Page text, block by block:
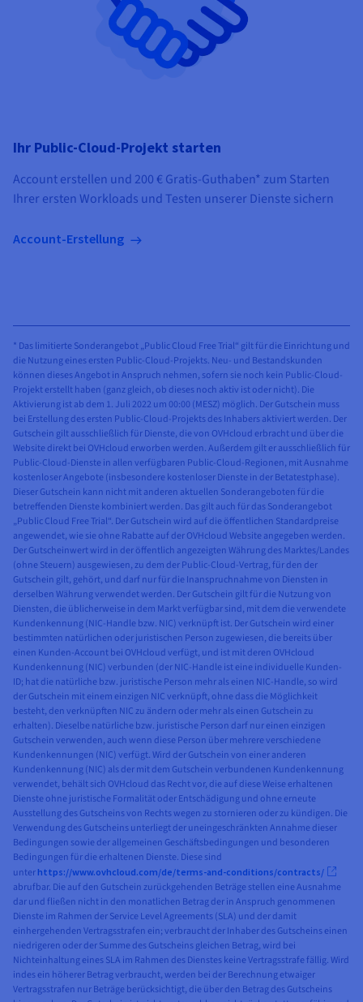
Ihr Public-Cloud-Projekt starten
Account erstellen und 200 €Gratis-Guthaben* zum Starten
Ihrer ersten Workloads und Testen unserer Dienste sichern
Account-Erstellung
* Das limitierte Sonderangebot „Public Cloud Free Trial“ gilt für die Einrichtung und
die Nutzung eines ersten Public-Cloud-Projekts. Neu- und Bestandskunden
können dieses Angebot in Anspruch nehmen, sofern sie noch kein Public-Cloud-
Projekt erstellt haben (ganz gleich, ob dieses noch aktiv ist oder nicht). Die
Aktivierung ist ab dem 1. Juli 2022 um 00:00 (MESZ) möglich. Der Gutschein muss
bei Erstellung des ersten Public-Cloud-Projekts des Inhabers aktiviert werden. Der
Gutschein gilt ausschließlich für Dienste, die von OVHcloud erbracht und über die
Website direkt bei OVHcloud erworben werden. Außerdem gilt er ausschließlich für
Public-Cloud-Dienste in allen verfügbaren Public-Cloud-Regionen, mit Ausnahme
kostenloser Angebote (insbesondere kostenloser Dienste in der Betatestphase).
Dieser Gutschein kann nicht mit anderen aktuellen Sonderangeboten für die
betreffenden Dienste kombiniert werden. Das gilt auch für das Sonderangebot
„Public Cloud Free Trial“. Der Gutschein wird auf die öffentlichen Standardpreise
angewendet, wie sie ohne Rabatte auf der OVHcloud Website angegeben werden.
Der Gutscheinwert wird in der öffentlich angezeigten Währung des Marktes/Landes
(ohne Steuern) ausgewiesen, zu dem der Public-Cloud-Vertrag, für den der
Gutschein gilt, gehört, und darf nur für die Inanspruchnahme von Diensten in
derselben Währung verwendet werden. Der Gutschein gilt für die Nutzung von
Diensten, die üblicherweise in dem Markt verfügbar sind, mit dem die verwendete
Kundenkennung (NIC-Handle bzw. NIC) verknüpft ist. Der Gutschein wird einer
bestimmten natürlichen oder juristischen Person zugewiesen, die bereits über
einen Kunden-Account bei OVHcloud verfügt, und ist mit deren OVHcloud
Kundenkennung (NIC) verbunden (der NIC-Handle ist eine individuelle Kunden-
ID; hat die natürliche bzw. juristische Person mehr als einen NIC-Handle, so wird
der Gutschein mit einem einzigen NIC verknüpft, ohne dass die Möglichkeit
besteht, den verknüpften NIC zu ändern oder mehr als einen Gutschein zu
erhalten). Dieselbe natürliche bzw. juristische Person darf nur einen einzigen
Gutschein verwenden, auch wenn diese Person über mehrere verschiedene
Kundenkennungen (NIC) verfügt. Wird der Gutschein von einer anderen
Kundenkennung (NIC) als der mit dem Gutschein verbundenen Kundenkennung
verwendet, behält sich OVHcloud das Recht vor, die auf diese Weise erhaltenen
Dienste ohne juristische Formalität oder Entschädigung und ohne erneute
Ausstellung des Gutscheins von Rechts wegen zu stornieren oder zu kündigen. Die
Verwendung des Gutscheins unterliegt der uneingeschränkten Annahme dieser
Bedingungen sowie der allgemeinen Geschäftsbedingungen und besonderen
Bedingungen für die erhaltenen Dienste. Diese sind
unter https://www.ovhcloud.com/de/terms-and-conditions/contracts/
abrufbar. Die auf den Gutschein zurückgehenden Beträge stellen eine Ausnahme
dar und fließen nicht in den monatlichen Betrag der in Anspruch genommenen
Dienste im Rahmen der Service Level Agreements (SLA) und der damit
einhergehenden Vertragsstrafen ein; verbraucht der Inhaber des Gutscheins einen
niedrigeren oder der Summe des Gutscheins gleichen Betrag, wird bei
Nichteinhaltung eines SLA im Rahmen des Dienstes keine Vertragsstrafe fällig. Wird
indes ein höherer Betrag verbraucht, werden bei der Berechnung etwaiger
Vertragsstrafen nur Beträge berücksichtigt, die über den Betrag des Gutscheins